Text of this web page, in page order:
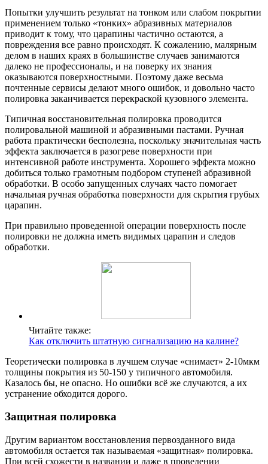
Попытки улучшить результат на тонком или слабом покрытии
применением только «тонких» абразивных материалов
приводит к тому, что царапины частично остаются, а
повреждения все равно происходят. К сожалению, малярным
делом в наших краях в большинстве случаев занимаются
далеко не профессионалы, и на поверку их знания
оказываются поверхностными. Поэтому даже весьма
почтенные сервисы делают много ошибок, и довольно часто
полировка заканчивается перекраской кузовного элемента.
Типичная восстановительная полировка проводится
полировальной машиной и абразивными пастами. Ручная
работа практически бесполезна, поскольку значительная часть
эффекта заключается в разогреве поверхности при
интенсивной работе инструмента. Хорошего эффекта можно
добиться только грамотным подбором ступеней абразивной
обработки. В особо запущенных случаях часто помогает
начальная ручная обработка поверхности для скрытия грубых
царапин.
При правильно проведенной операции поверхность после
полировки не должна иметь видимых царапин и следов
обработки.
Читайте также:
Как отключить штатную сигнализацию на калине?
Теоретически полировка в лучшем случае «снимает» 2-10мкм
толщины покрытия из 50-150 у типичного автомобиля.
Казалось бы, не опасно. Но ошибки всё же случаются, а их
устранение обходится дорого.
Защитная полировка
Другим вариантом восстановления первозданного вида
автомобиля остается так называемая «защитная» полировка.
При всей схожести в названии и даже в проведении